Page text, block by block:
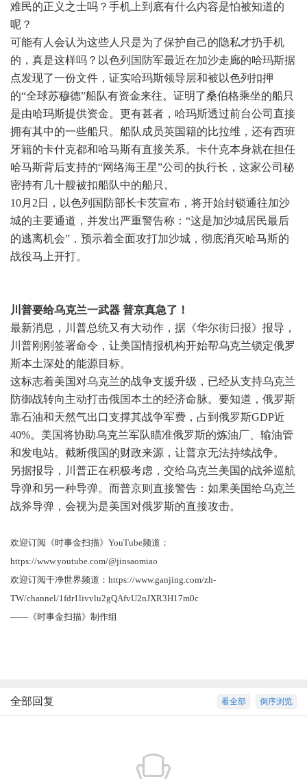
难民的正义之士吗？手机上到底有什么内容是怕被知道的
呢？
可能有人会认为这些人只是为了保护自己的隐私才扔手机
的，真是这样吗？以色列国防军最近在加沙走廊的哈玛斯据
点发现了一份文件，证实哈玛斯领导层和被以色列扣押
的“全球苏穆德”船队有资金来往。证明了桑伯格乘坐的船只
是由哈玛斯提供资金。更有甚者，哈玛斯透过前台公司直接
拥有其中的一些船只。船队成员英国籍的比拉维，还有西班
牙籍的卡什克都和哈马斯有直接关系。卡什克本身就在担任
哈马斯背后支持的“网络海王星”公司的执行长，这家公司秘
密持有几十艘被扣船队中的船只。
10月2日，以色列国防部长卡茨宣布，将开始封锁通往加沙
城的主要通道，并发出严重警告称：“这是加沙城居民最后
的逃离机会”，预示着全面攻打加沙城，彻底消灭哈马斯的
战役马上开打。
川普要给乌克兰一武器 普京真急了！
最新消息，川普总统又有大动作，据《华尔街日报》报导，
川普刚刚签署命令，让美国情报机构开始帮乌克兰锁定俄罗
斯本土深处的能源目标。
这标志着美国对乌克兰的战争支援升级，已经从支持乌克兰
防御战转向主动打击俄国本土的经济命脉。要知道，俄罗斯
靠石油和天然气出口支撑其战争军费，占到俄罗斯GDP近
40%。美国将协助乌克兰军队瞄准俄罗斯的炼油厂、输油管
和发电站。截断俄国的财政来源，让普京无法持续战争。
另据报导，川普正在积极考虑，交给乌克兰美国的战斧巡航
导弹和另一种导弹。而普京则直接警告：如果美国给乌克兰
战斧导弹，会视为是美国对俄罗斯的直接攻击。
欢迎订阅《时事金扫描》YouTube频道：
https://www.youtube.com/@jinsaomiao
欢迎订阅干净世界频道： https://www.ganjing.com/zh-
TW/channel/1fdr1livvlu2gQAfvU2nJXR3H17m0c
——《时事金扫描》制作组
倒序浏览
看全部
全部回复